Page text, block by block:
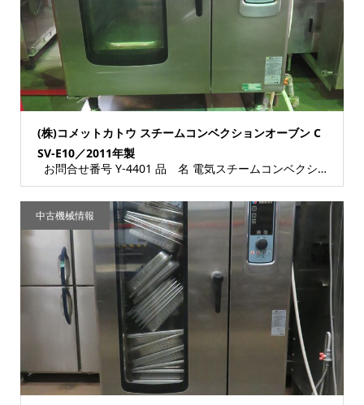
(株)コメットカトウ スチームコンベクションオーブン C
SV-E10／2011年製
お問合せ番号 Y-4401 品 名 電気スチームコンベクションオーブン 型 式 CSV...
中古機械情報